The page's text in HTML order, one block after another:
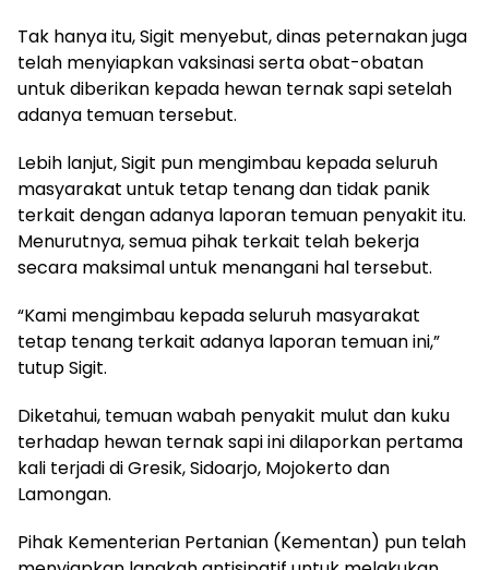
Tak hanya itu, Sigit menyebut, dinas peternakan juga
telah menyiapkan vaksinasi serta obat-obatan
untuk diberikan kepada hewan ternak sapi setelah
adanya temuan tersebut.
Lebih lanjut, Sigit pun mengimbau kepada seluruh
masyarakat untuk tetap tenang dan tidak panik
terkait dengan adanya laporan temuan penyakit itu.
Menurutnya, semua pihak terkait telah bekerja
secara maksimal untuk menangani hal tersebut.
“Kami mengimbau kepada seluruh masyarakat
tetap tenang terkait adanya laporan temuan ini,”
tutup Sigit.
Diketahui, temuan wabah penyakit mulut dan kuku
terhadap hewan ternak sapi ini dilaporkan pertama
kali terjadi di Gresik, Sidoarjo, Mojokerto dan
Lamongan.
Pihak Kementerian Pertanian (Kementan) pun telah